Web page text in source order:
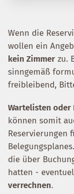
Wenn die
wollen ein
kein Zimmer zu.
sinngemäß
freibleibend,
Wartelisten oder
können somit
Reservierungen
die über
hatten -
verrechnen.